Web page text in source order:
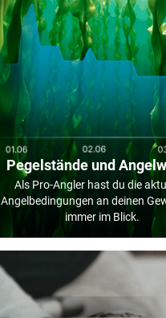
Pegelstände und
Als Pro-Angler hast du die
Angelbedingungen an deinen
immer im Blick.